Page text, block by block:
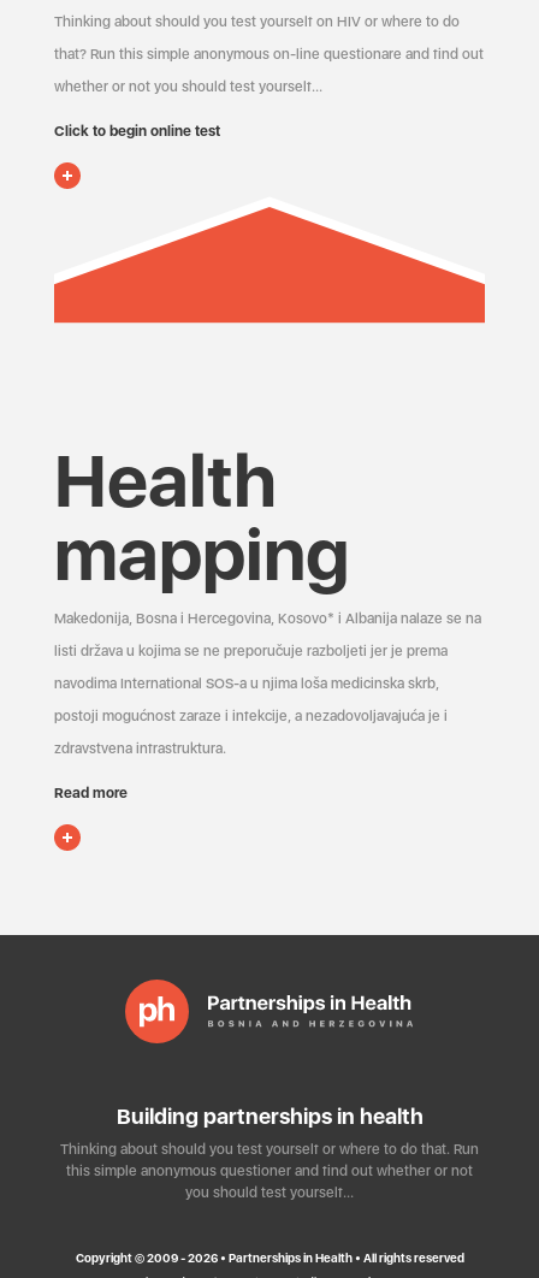
Thinking about should you test yourself on HIV or where to do
that? Run this simple anonymous on-line questionare and find out
whether or not you should test yourself…
Click to begin online test
Health
mapping
Makedonija, Bosna i Hercegovina, Kosovo* i Albanija nalaze se na
listi država u kojima se ne preporučuje razboljeti jer je prema
navodima International SOS-a u njima loša medicinska skrb,
postoji mogućnost zaraze i infekcije, a nezadovoljavajuća je i
zdravstvena infrastruktura.
Read more
Building partnerships in health
Thinking about should you test yourself or where to do that. Run
this simple anonymous questioner and find out whether or not
you should test yourself…
Copyright © 2009 - 2026 • Partnerships in Health • All rights reserved